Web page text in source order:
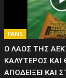
FANS
Ο ΛΑΟΣ ΤΗΣ ΑΕΚ
ΚΑΛΥΤΕΡΟΣ ΚΑΙ
ΑΠΟΔΕΙΞΕΙ ΚΑΙ